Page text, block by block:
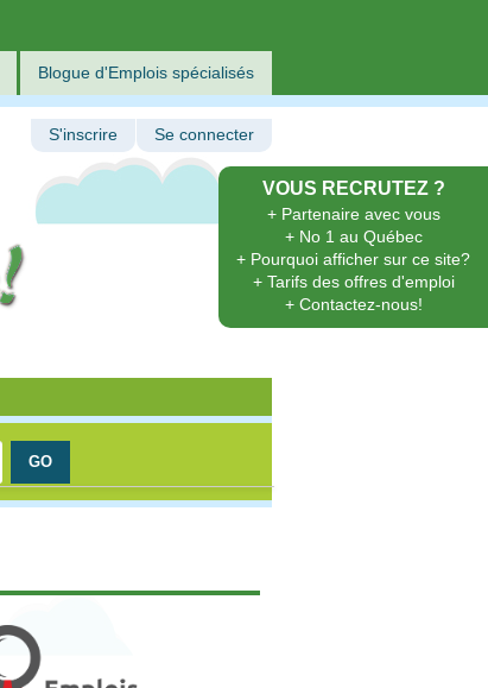
Blogue d'Emplois spécialisés
VOUS RECRUTEZ ?
+ Partenaire avec vous
+ No 1 au Québec
+ Pourquoi afficher sur ce site?
+ Tarifs des offres d'emploi
+ Contactez-nous!
S'inscrire Se connecter